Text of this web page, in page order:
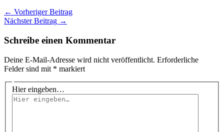
← Vorheriger Beitrag
Nächster Beitrag →
Schreibe einen Kommentar
Deine E-Mail-Adresse wird nicht veröffentlicht. Erforderliche
Felder sind mit * markiert
Hier eingeben…